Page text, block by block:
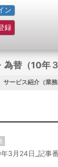
ン
録
為替（10年
サービス紹介（業務
3月24日_記事